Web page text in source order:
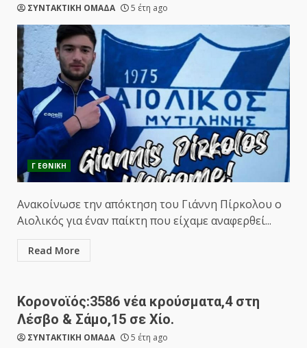
ΣΥΝΤΑΚΤΙΚΗ ΟΜΑΔΑ 5 έτη ago
Γ ΕΘΝΙΚΗ
Ανακοίνωσε την απόκτηση του Γιάννη Πίρκολου ο
Αιολικός για έναν παίκτη που είχαμε αναφερθεί...
Read More
Κορονοϊός:3586 νέα κρούσματα,4 στη
Λέσβο & Σάμο,15 σε Χίο.
ΣΥΝΤΑΚΤΙΚΗ ΟΜΑΔΑ 5 έτη ago